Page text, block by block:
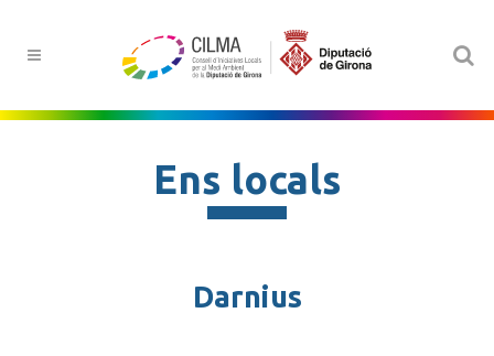
Ens locals
Darnius